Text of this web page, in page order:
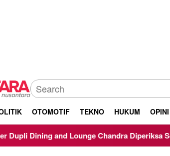
OTOMOTIF TEKNO HUKUM OPINI
Chandra Diperiksa Sebagai Saksi